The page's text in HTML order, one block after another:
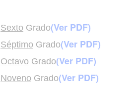
Sexto Grado(Ver PDF)
Séptimo Grado(Ver PDF)
Octavo Grado(Ver PDF)
Noveno Grado(Ver PDF)